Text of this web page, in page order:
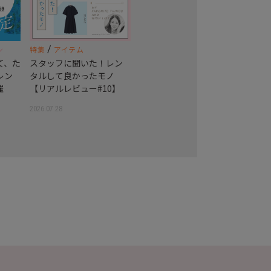
、た
ン
特集 / アイテム
スタッフに聞いた！レン
タルして良かったモノ
【リアルレビュー#10】
2026.07.28